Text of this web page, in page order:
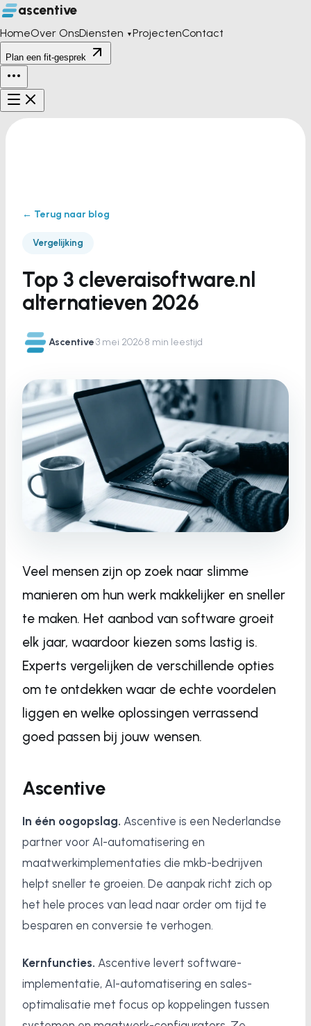
ascentive
HomeOver OnsDiensten ▼ProjectenContact
Plan een fit-gesprek
← Terug naar blog
Vergelijking
Top 3 cleveraisoftware.nl
alternatieven 2026
Ascentive·3 mei 2026·8 min leestijd
Veel mensen zijn op zoek naar slimme
manieren om hun werk makkelijker en sneller
te maken. Het aanbod van software groeit
elk jaar, waardoor kiezen soms lastig is.
Experts vergelijken de verschillende opties
om te ontdekken waar de echte voordelen
liggen en welke oplossingen verrassend
goed passen bij jouw wensen.
Ascentive
In één oogopslag. Ascentive is een Nederlandse
partner voor AI-automatisering en
maatwerkimplementaties die mkb-bedrijven
helpt sneller te groeien. De aanpak richt zich op
het hele proces van lead naar order om tijd te
besparen en conversie te verhogen.
Kernfuncties. Ascentive levert software-
implementatie, AI-automatisering en sales-
optimalisatie met focus op koppelingen tussen